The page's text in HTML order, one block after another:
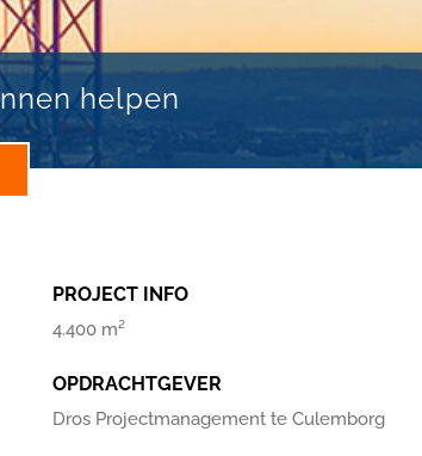
helpen
PROJECT INFO
4.400 m²
OPDRACHTGEVER
Dros Projectmanagement te Culemborg